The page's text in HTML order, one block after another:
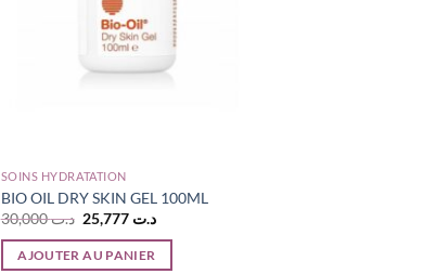
SOINS HYDRATATION
BIO OIL DRY SKIN GEL 100ML
د.ت30,000
Le
prix
initial
était :
د.ت 25,777
Le
actuel
est :
AJOUTER AU PANIER